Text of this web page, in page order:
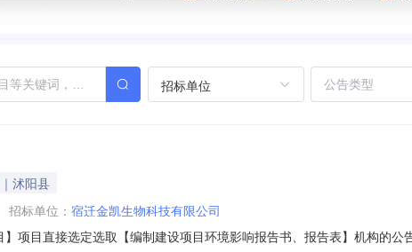
招标单位
沭阳县
招标单位： 宿迁金凯生物科技有限公司
】项目直接选定选取【编制建设项目环境影响报告书、报告表】机构的